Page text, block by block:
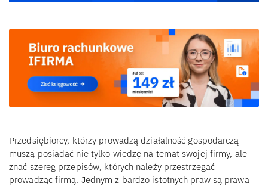
Przedsiębiorcy, którzy prowadzą działalność gospodarczą
muszą posiadać nie tylko wiedzę na temat swojej firmy, ale
znać szereg przepisów, których należy przestrzegać
prowadząc firmą. Jednym z bardzo istotnych praw są prawa